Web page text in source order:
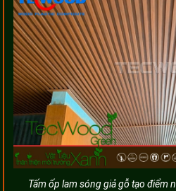
Tấm ốp lam sóng giả gỗ tạo điểm